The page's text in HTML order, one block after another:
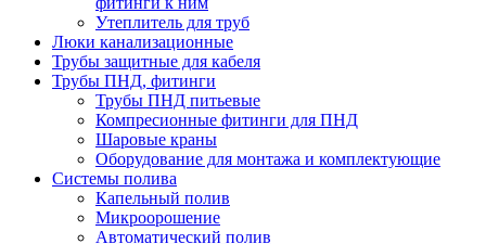
Утеплитель для труб
Люки канализационные
Трубы защитные для кабеля
Трубы ПНД, фитинги
Трубы ПНД питьевые
Компресионные фитинги для ПНД
Шаровые краны
Оборудование для монтажа и комплектующие
Системы полива
Капельный полив
Микроорошение
Автоматический полив